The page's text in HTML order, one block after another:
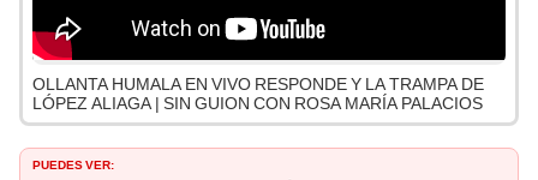
OLLANTA HUMALA EN VIVO RESPONDE Y LA TRAMPA DE
LÓPEZ ALIAGA | SIN GUION CON ROSA MARÍA PALACIOS
PUEDES VER: